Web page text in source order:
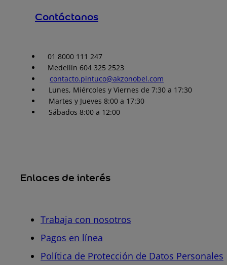
Contáctanos
01 8000 111 247
Medellín 604 325 2523
contacto.pintuco@akzonobel.com
Lunes, Miércoles y Viernes de 7:30 a 17:30
Martes y Jueves 8:00 a 17:30
Sábados 8:00 a 12:00
Enlaces de interés
Trabaja con nosotros
Pagos en línea
Política de Protección de Datos Personales